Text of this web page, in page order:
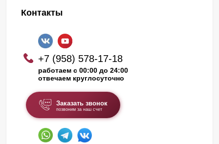
Контакты
+7 (958) 578-17-18
работаем с 00:00 до 24:00
отвечаем круглосуточно
Заказать звонок
позвоним за наш счет